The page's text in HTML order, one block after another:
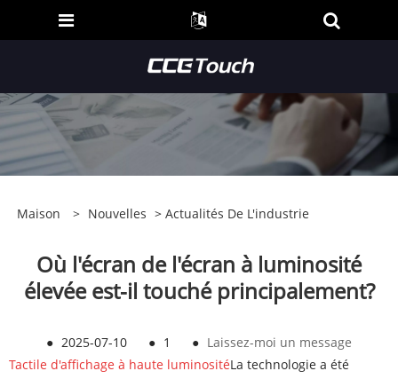
Maison > Nouvelles > Actualités De L'industrie
Où l'écran de l'écran à luminosité
élevée est-il touché principalement?
● 2025-07-10 ● 1 ● Laissez-moi un message
Tactile d'affichage à haute luminositéLa technologie a été